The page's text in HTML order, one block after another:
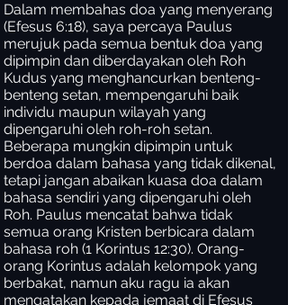
Dalam membahas doa yang menyerang
(Efesus 6:18), saya percaya Paulus
merujuk pada semua bentuk doa yang
dipimpin dan diberdayakan oleh Roh
Kudus yang menghancurkan benteng-
benteng setan, mempengaruhi baik
individu maupun wilayah yang
dipengaruhi oleh roh-roh setan.
Beberapa mungkin dipimpin untuk
berdoa dalam bahasa yang tidak dikenal,
tetapi jangan abaikan kuasa doa dalam
bahasa sendiri yang dipengaruhi oleh
Roh. Paulus mencatat bahwa tidak
semua orang Kristen berbicara dalam
bahasa roh (1 Korintus 12:30). Orang-
orang Korintus adalah kelompok yang
berbakat, namun aku ragu ia akan
mengatakan kepada jemaat di Efesus